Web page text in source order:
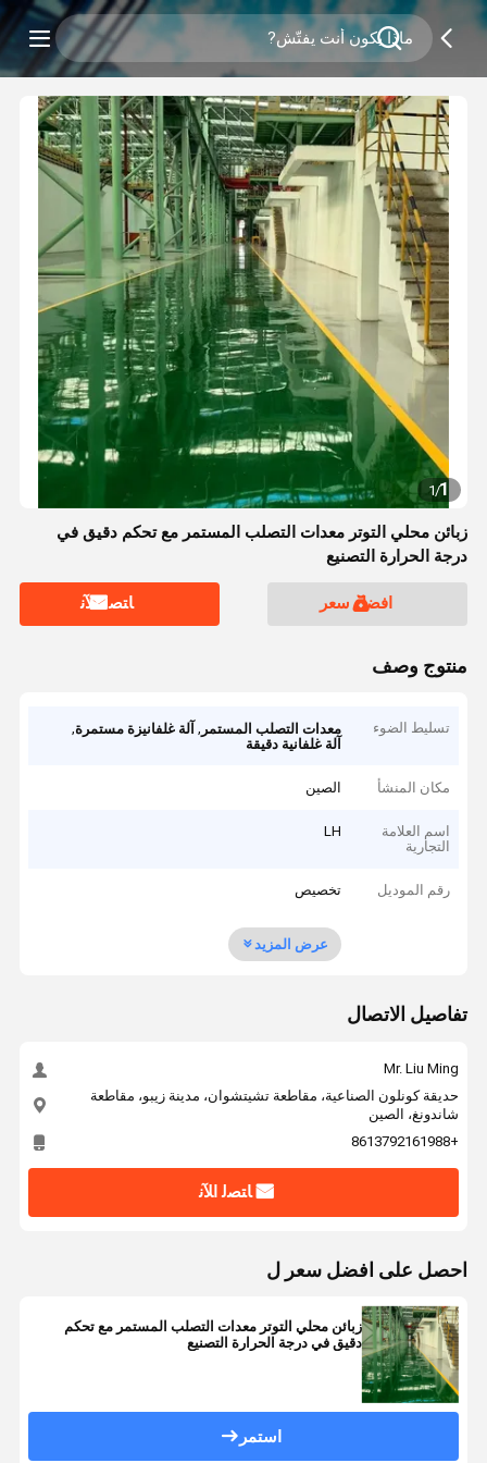
1
/
1
زبائن محلي التوتر معدات التصلب المستمر مع تحكم دقيق في
درجة الحرارة التصنيع
افضل سعر ﺎﺘﺼﻟ ﺍﻶﻧ
منتوج وصف
تسليط الضوء معدات التصلب المستمر , آلة غلفانيزة مستمرة,
آلة غلفانية دقيقة
مكان المنشأ الصين
اسم العلامة
التجارية
LH
رقم الموديل تخصيص
عرض المزيد
تفاصيل الاتصال
Mr. Liu Ming
حديقة كونلون الصناعية، مقاطعة تشيتشوان، مدينة زيبو، مقاطعة
شاندونغ، الصين
+8613792161988
ﺎﺘﺼﻟ ﺍﻶﻧ
احصل على افضل سعر ل
زبائن محلي التوتر معدات التصلب المستمر مع تحكم
دقيق في درجة الحرارة التصنيع
استمر